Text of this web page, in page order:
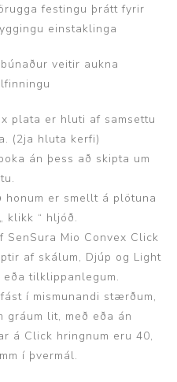
festingu þrátt fyrir
einstaklinga
veitir aukna
plata er hluti af samsettu
(2ja hluta kerfi)
án þess að skipta um
honum er smellt á plötuna
klikk “ hljóð.
Mio Convex Click
af skálum, Djúp og Light
eða tilklippanlegum.
í mismunandi stærðum,
lit, með eða án
á Click hringnum eru 40,
í þvermál.